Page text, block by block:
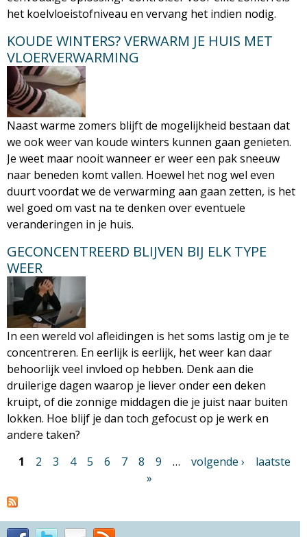
het koelvloeistofniveau en vervang het indien nodig.
KOUDE WINTERS? VERWARM JE HUIS MET
VLOERVERWARMING
Naast warme zomers blijft de mogelijkheid bestaan dat
we ook weer van koude winters kunnen gaan genieten.
Je weet maar nooit wanneer er weer een pak sneeuw
naar beneden komt vallen. Hoewel het nog wel even
duurt voordat we de verwarming aan gaan zetten, is het
wel goed om vast na te denken over eventuele
veranderingen in je huis.
GECONCENTREERD BLIJVEN BIJ ELK TYPE
WEER
In een wereld vol afleidingen is het soms lastig om je te
concentreren. En eerlijk is eerlijk, het weer kan daar
behoorlijk veel invloed op hebben. Denk aan die
druilerige dagen waarop je liever onder een deken
kruipt, of die zonnige middagen die je juist naar buiten
lokken. Hoe blijf je dan toch gefocust op je werk en
andere taken?
g
i
n
1 2 3 4 5 6 7 8 9 … volgende ›
laatste
»